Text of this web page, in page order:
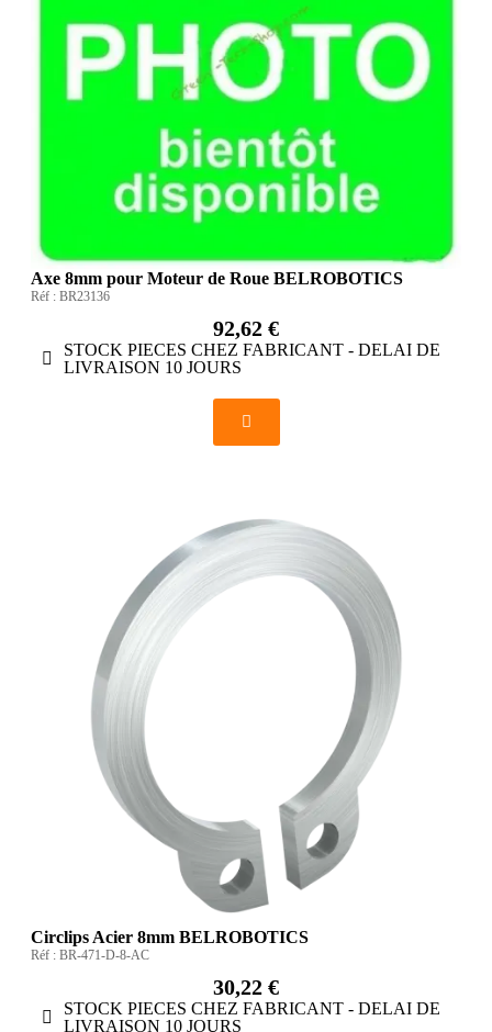
Axe 8mm pour Moteur de Roue BELROBOTICS
Réf : BR23136
92,62 €
STOCK PIECES CHEZ FABRICANT - DELAI DE
LIVRAISON 10 JOURS
Circlips Acier 8mm BELROBOTICS
Réf : BR-471-D-8-AC
30,22 €
STOCK PIECES CHEZ FABRICANT - DELAI DE
LIVRAISON 10 JOURS